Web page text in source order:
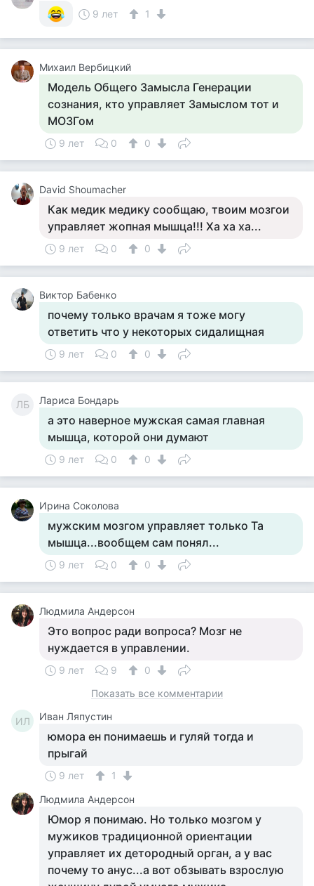
9 лет
1
Михаил Вербицкий
Модель Общего Замысла Генерации
сознания, кто управляет Замыслом тот и
МОЗГом
9 лет 0 0
David Shoumacher
Как медик медику сообщаю, твоим мозгои
управляет жопная мышца!!! Ха ха ха...
9 лет 0 0
Виктор Бабенко
почему только врачам я тоже могу
ответить что у некоторых сидалищная
9 лет 0 0
ЛБ Лариса Бондарь
а это наверное мужская самая главная
мышца, которой они думают
9 лет 0 0
Ирина Соколова
мужским мозгом управляет только Та
мышца...вообщем сам понял...
9 лет 0 0
Людмила Андерсон
Это вопрос ради вопроса? Мозг не
нуждается в управлении.
9 лет 9
0
Показать все комментарии
ИЛ Иван Ляпустин
юмора ен понимаешь и гуляй тогда и
прыгай
9 лет
1
Людмила Андерсон
Юмор я понимаю. Но только мозгом у
мужиков традиционной ориентации
управляет их детородный орган, а у вас
почему то анус...а вот обзывать взрослую